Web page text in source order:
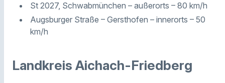
St 2027, Schwabmünchen – außerorts – 80 km/h
Augsburger Straße – Gersthofen – innerorts – 50
km/h
Landkreis Aichach-Friedberg